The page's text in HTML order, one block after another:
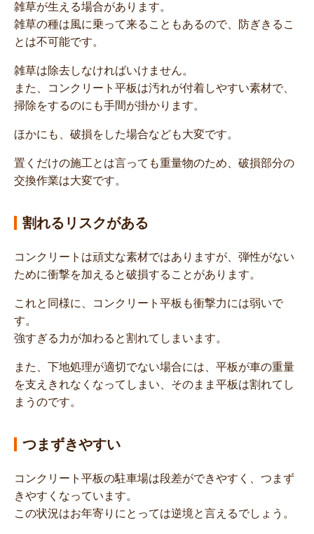
雑草が生える場合があります。
雑草の種は風に乗って来ることもあるので、防ぎきるこ
とは不可能です。
雑草は除去しなければいけません。
また、コンクリート平板は汚れが付着しやすい素材で、
掃除をするのにも手間が掛かります。
ほかにも、破損をした場合なども大変です。
置くだけの施工とは言っても重量物のため、破損部分の
交換作業は大変です。
割れるリスクがある
コンクリートは頑丈な素材ではありますが、弾性がない
ために衝撃を加えると破損することがあります。
これと同様に、コンクリート平板も衝撃力には弱いで
す。
強すぎる力が加わると割れてしまいます。
また、下地処理が適切でない場合には、平板が車の重量
を支えきれなくなってしまい、そのまま平板は割れてし
まうのです。
つまずきやすい
コンクリート平板の駐車場は段差ができやすく、つまず
きやすくなっています。
この状況はお年寄りにとっては逆境と言えるでしょう。